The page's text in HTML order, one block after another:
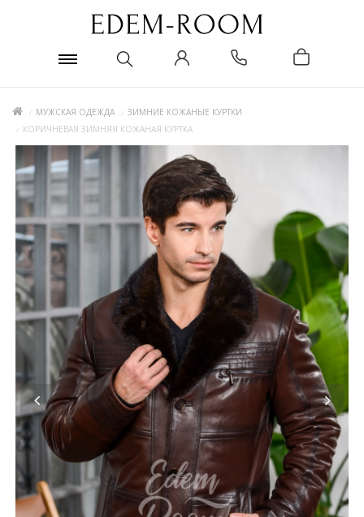
МУЖСКАЯ ОДЕЖДА
ЗИМНИЕ КОЖАНЫЕ КУРТКИ
КОРИЧНЕВАЯ ЗИМНЯЯ КОЖАНАЯ КУРТКА